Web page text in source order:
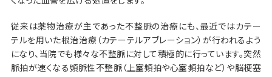
従来は薬物治療が主であった不整脈の治療にも、最近ではカテー
テルを用いた根治治療（カテーテルアブレーション）が行われるよう
になり、当院でも様々な不整脈に対して積極的に行っています。突然
脈拍が速くなる頻脈性不整脈（上室頻拍や心室頻拍など）や脳梗塞